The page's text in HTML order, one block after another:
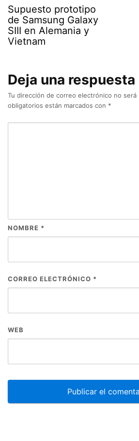
Supuesto prototipo
de Samsung Galaxy
SIII en Alemania y
Vietnam
Deja una respuesta
Tu dirección de correo electrónico no será
obligatorios están marcados con *
NOMBRE *
CORREO ELECTRÓNICO *
WEB